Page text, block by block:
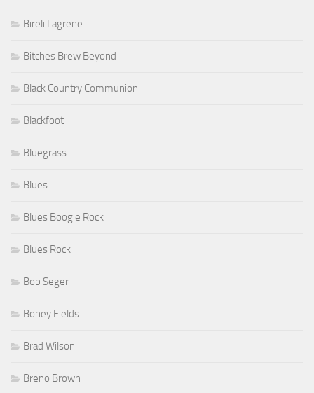
Bireli Lagrene
Bitches Brew Beyond
Black Country Communion
Blackfoot
Bluegrass
Blues
Blues Boogie Rock
Blues Rock
Bob Seger
Boney Fields
Brad Wilson
Breno Brown